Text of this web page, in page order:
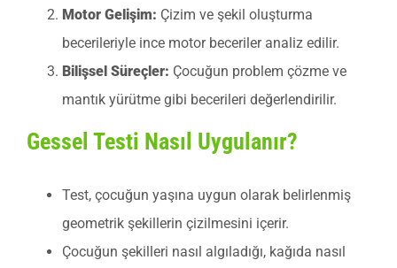
Motor Gelişim: Çizim ve şekil oluşturma
becerileriyle ince motor beceriler analiz edilir.
Bilişsel Süreçler: Çocuğun problem çözme ve
mantık yürütme gibi becerileri değerlendirilir.
Gessel Testi Nasıl Uygulanır?
Test, çocuğun yaşına uygun olarak belirlenmiş
geometrik şekillerin çizilmesini içerir.
Çocuğun şekilleri nasıl algıladığı, kağıda nasıl